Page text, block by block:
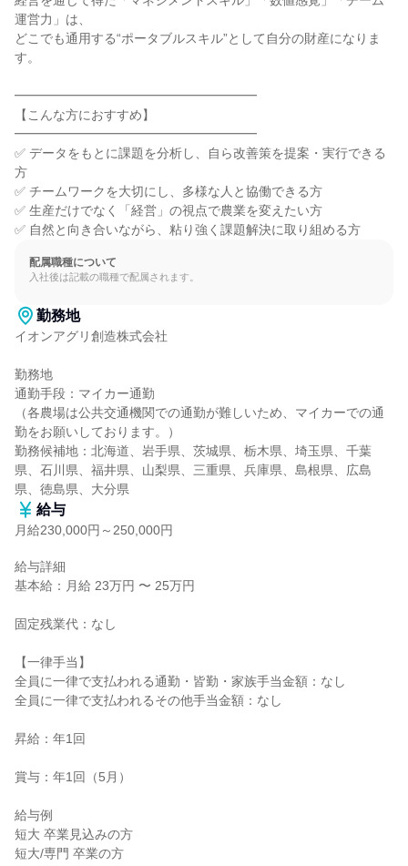
運営力」は、
どこでも通用する“ポータブルスキル”として自分の財産になりま
す。
━━━━━━━━━━━━━━━━━━━
【こんな方におすすめ】
━━━━━━━━━━━━━━━━━━━
✅ データをもとに課題を分析し、自ら改善策を提案・実行できる
方
✅ チームワークを大切にし、多様な人と協働できる方
✅ 生産だけでなく「経営」の視点で農業を変えたい方
✅ 自然と向き合いながら、粘り強く課題解決に取り組める方
配属職種について
入社後は記載の職種で配属されます。
勤務地
イオンアグリ創造株式会社
勤務地
通勤手段：マイカー通勤
（各農場は公共交通機関での通勤が難しいため、マイカーでの通
勤をお願いしております。）
勤務候補地：北海道、岩手県、茨城県、栃木県、埼玉県、千葉
県、石川県、福井県、山梨県、三重県、兵庫県、島根県、広島
県、徳島県、大分県
給与
月給230,000円～250,000円
給与詳細
基本給：月給 23万円 〜 25万円
固定残業代：なし
【一律手当】
全員に一律で支払われる通勤・皆勤・家族手当金額：なし
全員に一律で支払われるその他手当金額：なし
昇給：年1回
賞与：年1回（5月）
給与例
短大 卒業見込みの方
短大/専門 卒業の方